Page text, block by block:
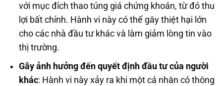
với mục đích thao túng giá chứng khoán, từ đó thu
lợi bất chính. Hành vi này có thể gây thiệt hại lớn
cho các nhà đầu tư khác và làm giảm lòng tin vào
thị trường.
Gây ảnh hưởng đến quyết định đầu tư của người
khác: Hành vi này xảy ra khi một cá nhân có thông